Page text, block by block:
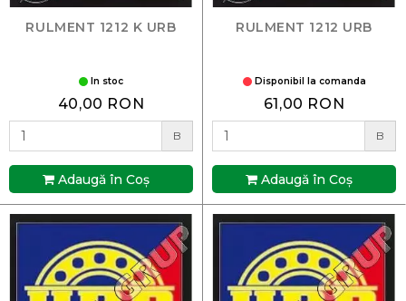
RULMENT 1212 K URB
In stoc
40,00 RON
B
Adaugă în Coş
RULMENT 1212 URB
Disponibil la comanda
61,00 RON
B
Adaugă în Coş